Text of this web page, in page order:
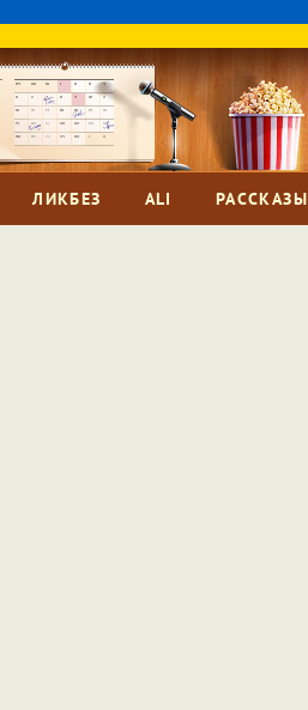
ЛИКБЕЗ ALI РАССКАЗЫ